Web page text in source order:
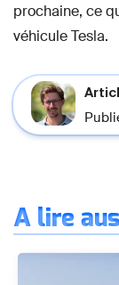
prochaine, ce
véhicule Tesla.
À lire